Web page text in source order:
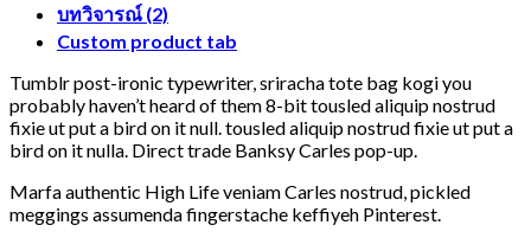
บทวิจารณ์ (2)
Custom product tab
Tumblr post-ironic typewriter, sriracha tote bag kogi you
probably haven’t heard of them 8-bit tousled aliquip nostrud
fixie ut put a bird on it null. tousled aliquip nostrud fixie ut put a
bird on it nulla. Direct trade Banksy Carles pop-up.
Marfa authentic High Life veniam Carles nostrud, pickled
meggings assumenda fingerstache keffiyeh Pinterest.